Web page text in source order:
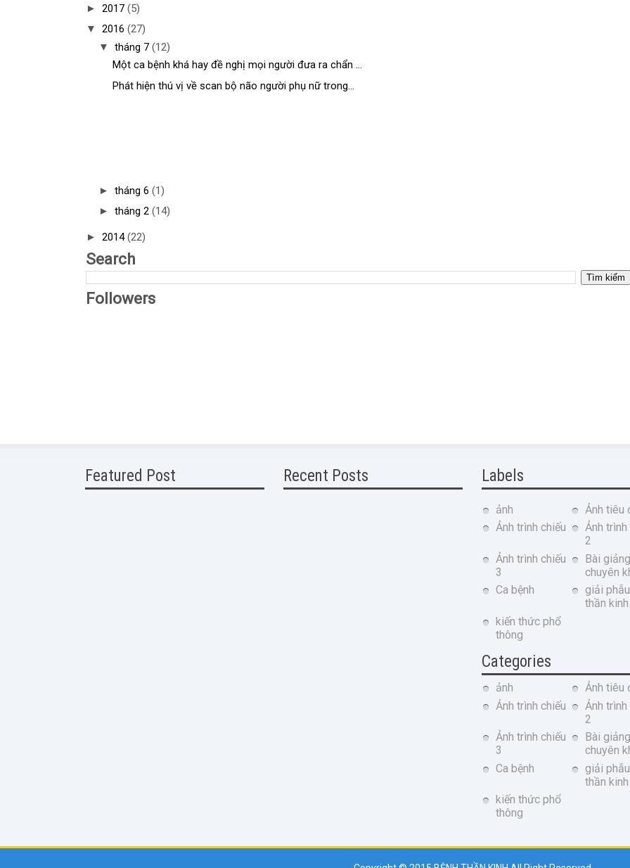
► 2017 (5)
▼ 2016 (27)
▼ tháng 7 (12)
Một ca bệnh khá hay đề nghị mọi người đưa ra chẩn ...
Phát hiện thú vị về scan bộ não người phụ nữ trong...
► tháng 6 (1)
► tháng 2 (14)
► 2014(22)
Search
Followers
Featured Post Recent Posts Labels
ảnh
Ảnh tiêu
Ảnh trình chiếu
Ảnh trình
2
Ảnh trình chiếu
3
Bài giảng
chuyên
Ca bệnh
giải
thần kinh
kiến thức phổ
thông
Categories
ảnh
Ảnh tiêu
Ảnh trình chiếu
Ảnh trình
2
Ảnh trình chiếu
3
Bài giảng
chuyên
Ca bệnh
giải
thần kinh
kiến thức phổ
thông